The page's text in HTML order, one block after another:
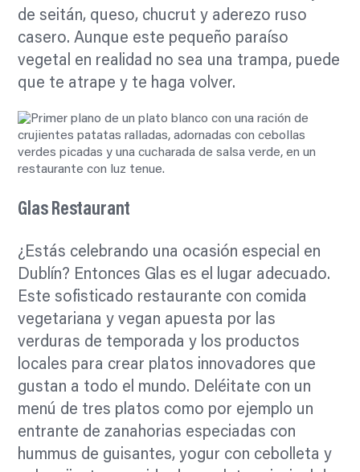
de seitán, queso, chucrut y aderezo ruso
casero. Aunque este pequeño paraíso
vegetal en realidad no sea una trampa, puede
que te atrape y te haga volver.
Glas Restaurant
¿Estás celebrando una ocasión especial en
Dublín? Entonces Glas es el lugar adecuado.
Este sofisticado restaurante con comida
vegetariana y vegan apuesta por las
verduras de temporada y los productos
locales para crear platos innovadores que
gustan a todo el mundo. Deléitate con un
menú de tres platos como por ejemplo un
entrante de zanahorias especiadas con
hummus de guisantes, yogur con cebolleta y